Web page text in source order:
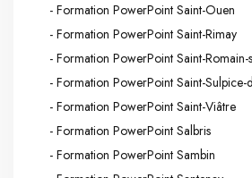
- Formation PowerPoint Saint-Ouen
- Formation PowerPoint Saint-Rimay
- Formation PowerPoint Saint-
- Formation PowerPoint Saint-Sulpice-
- Formation PowerPoint Saint-Viâtre
- Formation PowerPoint Salbris
- Formation PowerPoint Sambin